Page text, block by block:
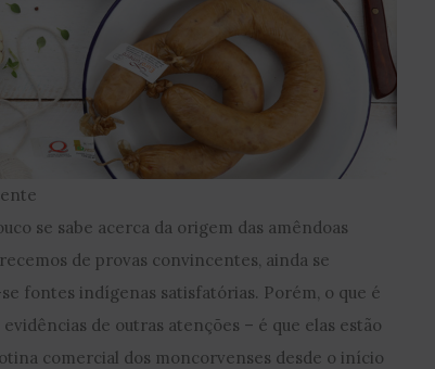
se sabe acerca da origem das amêndoas
de provas convincentes, ainda se
fontes indígenas satisfatórias. Porém, o que é
de outras atenções – é que elas estão
comercial dos moncorvenses desde o início